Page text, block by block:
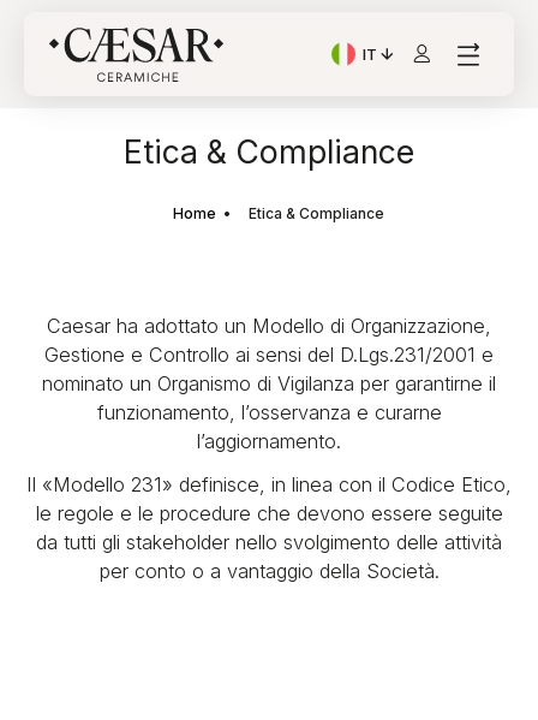
IT
Lingua corrente:
Etica & Compliance
Home Etica & Compliance
Caesar ha adottato un Modello di Organizzazione,
Gestione e Controllo ai sensi del D.Lgs.231/2001 e
nominato un Organismo di Vigilanza per garantirne il
funzionamento, l’osservanza e curarne
l’aggiornamento.
Il «Modello 231» definisce, in linea con il Codice Etico,
le regole e le procedure che devono essere seguite
da tutti gli stakeholder nello svolgimento delle attività
per conto o a vantaggio della Società.